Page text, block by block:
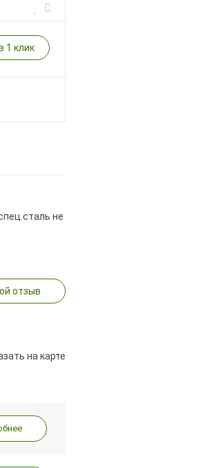
1 клик
не
отзыв
на карте